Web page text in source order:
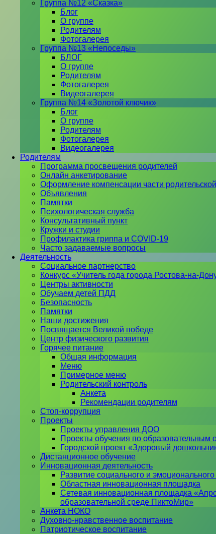
Группа №12 «Сказка»
Блог
О группе
Родителям
Фотогалерея
Группа №13 «Непоседы»
БЛОГ
О группе
Родителям
Фотогалерея
Видеогалерея
Группа №14 «Золотой ключик»
Блог
О группе
Родителям
Фотогалерея
Видеогалерея
Родителям
Программа просвещения родителей
Онлайн анкетирование
Оформление компенсации части
Объявления
Памятки
Психологическая служба
Консультативный пункт
Кружки и студии
Профилактика гриппа и COVID-19
Часто задаваемые вопросы
Деятельность
Социальное партнерство
Конкурс «Учитель года города Ростова-на-
Центры активности
Обучаем детей ПДД
Безопасность
Памятки
Наши достижения
Посвящается Великой победе
Центр физического развития
Горячее питание
Общая информация
Меню
Примерное меню
Родительский контроль
Анкета
Рекомендации родителям
Стоп-коррупция
Проекты
Проекты управления ДОО
Проекты обучения по образовательным
Городской проект «Здоровый
Дистанционное обучение
Инновационная деятельность
Развитие социального и
Областная инновационная площадка
Сетевая инновационная площадка
образовательной среде ПиктоМир»
Анкета НОКО
Духовно-нравственное воспитание
Патриотическое воспитание